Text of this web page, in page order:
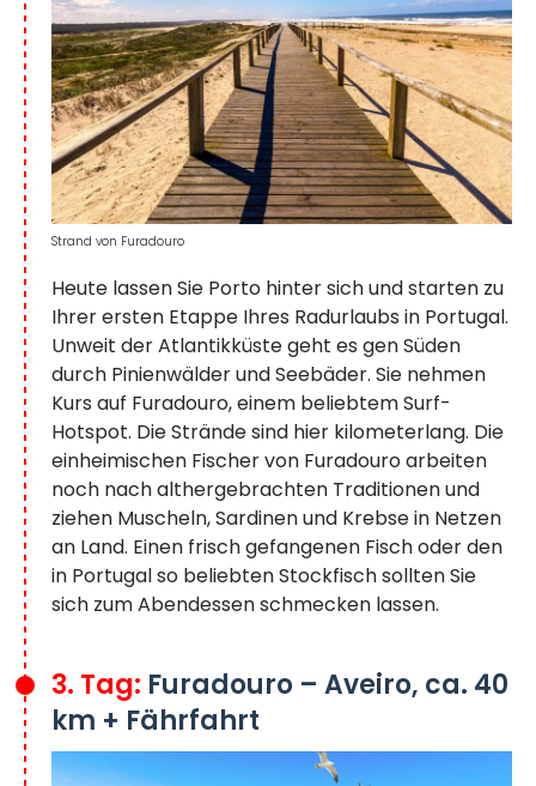
Heute lassen Sie Porto hinter sich und starten zu
Ihrer ersten Etappe Ihres Radurlaubs in Portugal.
Unweit der Atlantikküste geht es gen Süden
durch Pinienwälder und Seebäder. Sie nehmen
Kurs auf Furadouro, einem beliebtem Surf-
Hotspot. Die Strände sind hier kilometerlang. Die
einheimischen Fischer von Furadouro arbeiten
noch nach althergebrachten Traditionen und
ziehen Muscheln, Sardinen und Krebse in Netzen
an Land. Einen frisch gefangenen Fisch oder den
in Portugal so beliebten Stockfisch sollten Sie
sich zum Abendessen schmecken lassen.
Strand von Furadouro
3. Tag: Furadouro – Aveiro, ca. 40
km + Fährfahrt